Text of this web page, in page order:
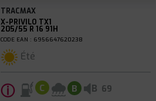
TRACMAX
X-PRIVILO TX1
205/55 R 16 91H
CODE EAN : 6956647620238
Été
ⓘ C B B 69